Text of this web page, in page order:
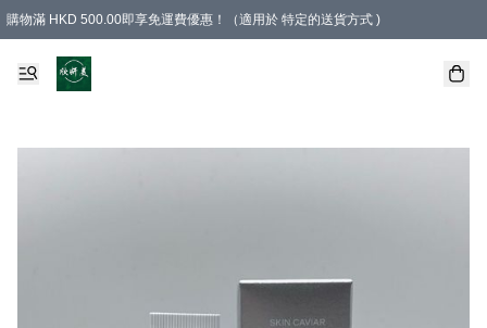
購物滿 HKD 500.00即享免運費優惠！（適用於 特定的送貨方式 )